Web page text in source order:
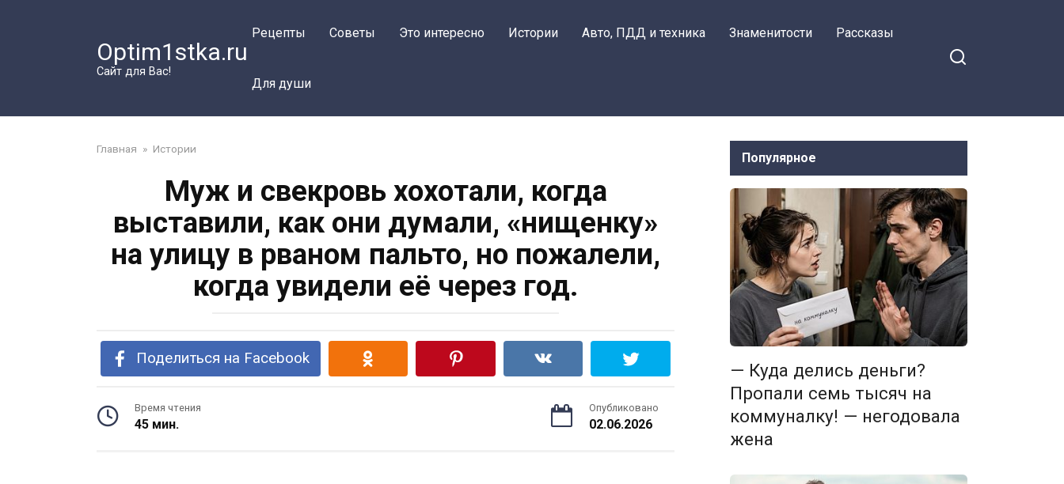
Optim1stka.ru
Сайт для Вас!
Рецепты Советы Это интересно Истории Авто, ПДД и техника Знаменитости Рассказы
Для души
Главная » Истории
Муж и свекровь хохотали, когда
выставили, как они думали, «нищенку»
на улицу в рваном пальто, но пожалели,
когда увидели её через год.
Поделиться на Facebook
Время чтения
45 мин.
Опубликовано
02.06.2026
Популярное
— Куда делись деньги?
Пропали семь тысяч на
коммуналку! — негодовала
жена
мужу Маша